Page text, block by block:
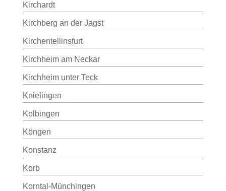
Kirchardt
Kirchberg an der Jagst
Kirchentellinsfurt
Kirchheim am Neckar
Kirchheim unter Teck
Knielingen
Kolbingen
Köngen
Konstanz
Korb
Korntal-Münchingen